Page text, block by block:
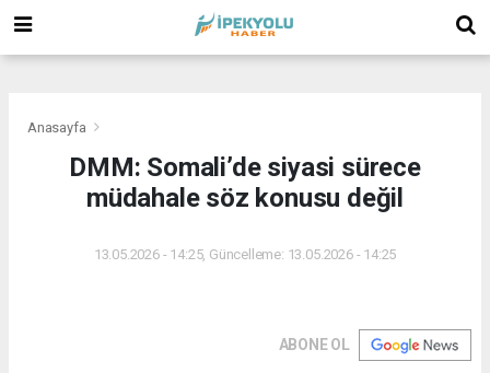
Anasayfa
DMM: Somali’de siyasi sürece
müdahale söz konusu değil
13.05.2026 - 14:25, Güncelleme: 13.05.2026 - 14:25
ABONE OL